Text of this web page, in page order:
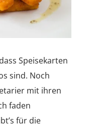
Speisekarten
sind. Noch
mit ihren
faden
für die